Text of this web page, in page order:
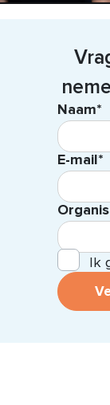
Naam*
E-mail*
Ik